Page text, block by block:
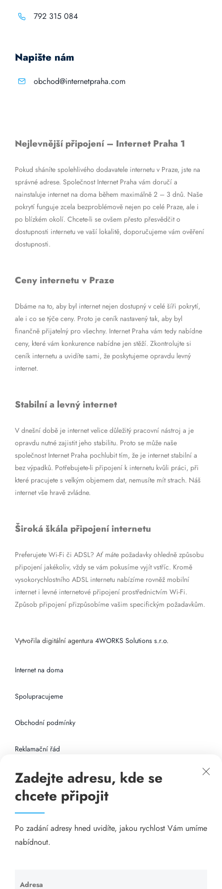
792 315 084
Napište nám
obchod@internetpraha.com
Nejlevnější připojení – Internet Praha 1
Pokud sháníte spolehlivého dodavatele internetu v Praze, jste na
správné adrese. Společnost Internet Praha vám doručí a
nainstaluje internet na doma během maximálně 2 – 3 dnů. Naše
pokrytí funguje zcela bezproblémově nejen po celé Praze, ale i
po blízkém okolí. Chcete-li se ovšem přesto přesvědčit o
dostupnosti internetu ve vaší lokalitě, doporučujeme vám ověření
dostupnosti.
Ceny internetu v Praze
Dbáme na to, aby byl internet nejen dostupný v celé šíři pokrytí,
ale i co se týče ceny. Proto je ceník nastavený tak, aby byl
finančně přijatelný pro všechny. Internet Praha vám tedy nabídne
ceny, které vám konkurence nabídne jen stěží. Zkontrolujte si
ceník internetu a uvidíte sami, že poskytujeme opravdu levný
internet.
Stabilní a levný internet
V dnešní době je internet velice důležitý pracovní nástroj a je
opravdu nutné zajistit jeho stabilitu. Proto se může naše
společnost Internet Praha pochlubit tím, že je internet stabilní a
bez výpadků. Potřebujete-li připojení k internetu kvůli práci, při
které pracujete s velkým objemem dat, nemusíte mít strach. Náš
internet vše hravě zvládne.
Široká škála připojení internetu
Preferujete Wi-Fi či ADSL? Ať máte požadavky ohledně způsobu
připojení jakékoliv, vždy se vám pokusíme vyjít vstříc. Kromě
vysokorychlostního ADSL internetu nabízíme rovněž mobilní
internet i levné internetové připojení prostřednictvím Wi-Fi.
Způsob připojení přizpůsobíme vašim specifickým požadavkům.
Vytvořila digitální agentura 4WORKS Solutions s.r.o.
Internet na doma
Spolupracujeme
Obchodní podmínky
Reklamační řád
Připojení k internetu
Odkazy
Katalog A-seznam.cz
Visací zámky - TOKOZ
Zadejte adresu, kde se
chcete připojit
Po zadání adresy hned uvidíte, jakou rychlost Vám umíme
nabídnout.
Adresa